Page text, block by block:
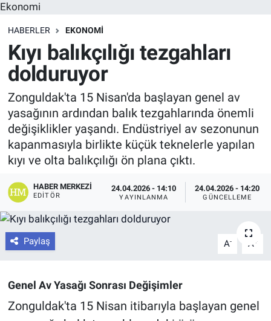
Ekonomi
HABERLER EKONOMI
Kıyı balıkçılığı tezgahları
dolduruyor
Zonguldak'ta 15 Nisan'da başlayan genel av
yasağının ardından balık tezgahlarında önemli
değişiklikler yaşandı. Endüstriyel av sezonunun
kapanmasıyla birlikte küçük teknelerle yapılan
kıyı ve olta balıkçılığı ön plana çıktı.
HABER MERKEZI
EDITÖR
24.04.2026 - 14:10
YAYINLANMA
24.04.2026 - 14:20
GÜNCELLEME
Paylaş A- A +
Genel Av Yasağı Sonrası Değişimler
Zonguldak'ta 15 Nisan itibarıyla başlayan genel